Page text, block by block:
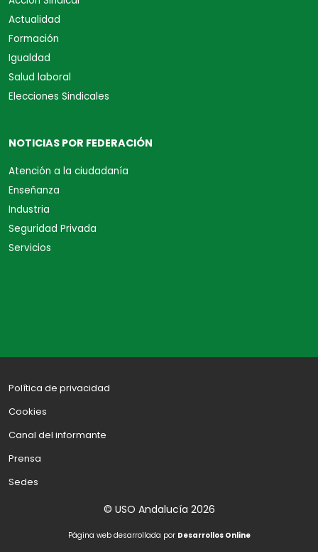
Actualidad
Formación
Igualdad
Salud laboral
Elecciones Sindicales
NOTICIAS POR FEDERACIÓN
Atención a la ciudadanía
Enseñanza
Industria
Seguridad Privada
Servicios
Política de privacidad
Cookies
Canal del informante
Prensa
Sedes
© USO Andalucía 2026
Página web desarrollada por Desarrollos Online